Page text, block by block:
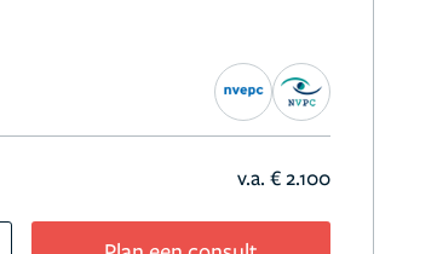
v.a. € 2.100